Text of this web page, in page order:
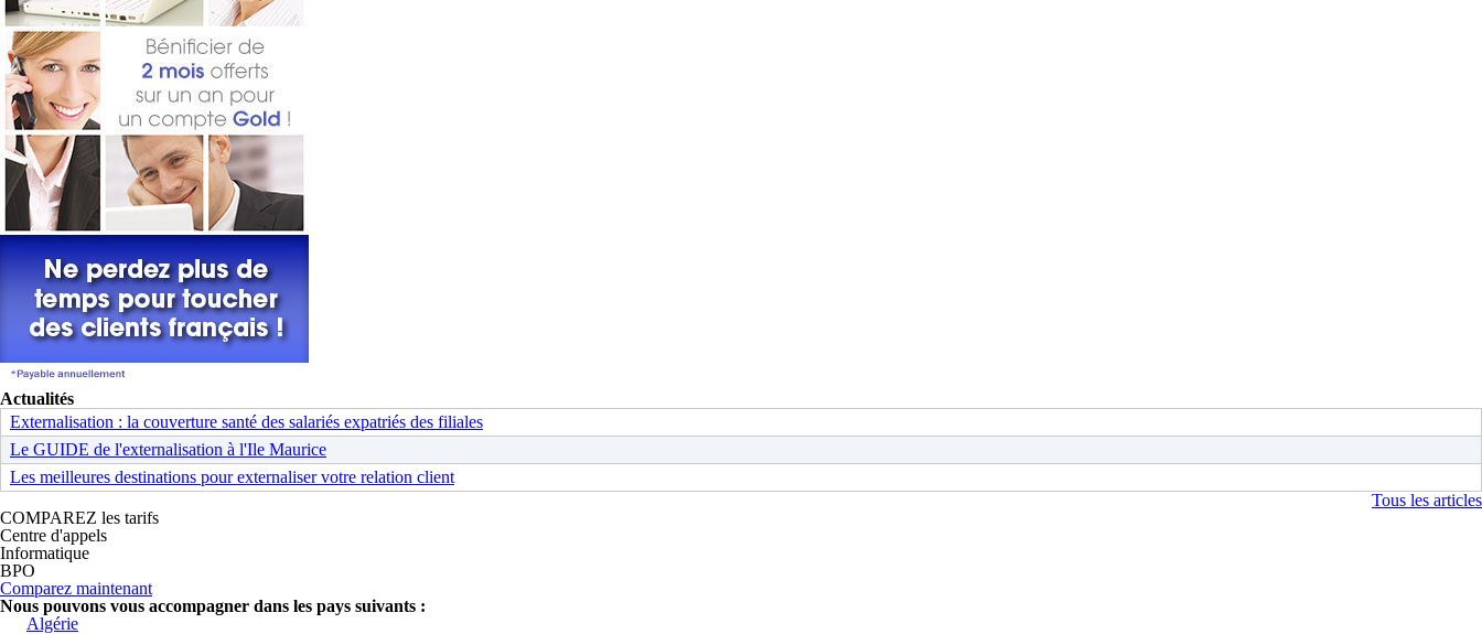
Actualités
Externalisation : la couverture santé des salariés expatriés des filiales
Le GUIDE de l'externalisation à l'Ile Maurice
Les meilleures destinations pour externaliser votre relation client
Tous les articles
COMPAREZ les tarifs
Centre d'appels
Informatique
BPO
Comparez maintenant
Nous pouvons vous accompagner dans les pays suivants :
Algérie